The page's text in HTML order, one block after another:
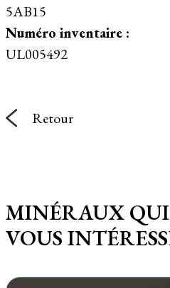
5AB15
Numéro inventaire :
UL005492
Retour
MINÉRAUX
VOUS